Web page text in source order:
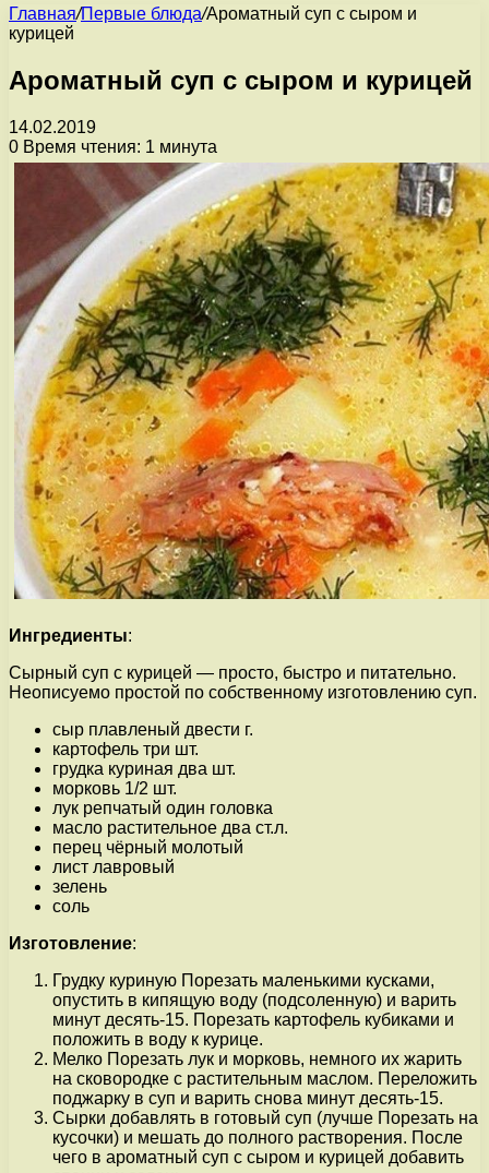
Главная/Первые блюда/Ароматный суп с сыром и
курицей
Ароматный суп с сыром и курицей
14.02.2019
0 Время чтения: 1 минута
Ингредиенты:
Сырный суп с курицей — просто, быстро и питательно.
Неописуемо простой по собственному изготовлению суп.
сыр плавленый двести г.
картофель три шт.
грудка куриная два шт.
морковь 1/2 шт.
лук репчатый один головка
масло растительное два ст.л.
перец чёрный молотый
лист лавровый
зелень
соль
Изготовление:
Грудку куриную Порезать маленькими кусками,
опустить в кипящую воду (подсоленную) и варить
минут десять-15. Порезать картофель кубиками и
положить в воду к курице.
Мелко Порезать лук и морковь, немного их жарить
на сковородке с растительным маслом. Переложить
поджарку в суп и варить снова минут десять-15.
Сырки добавлять в готовый суп (лучше Порезать на
кусочки) и мешать до полного растворения. После
чего в ароматный суп с сыром и курицей добавить